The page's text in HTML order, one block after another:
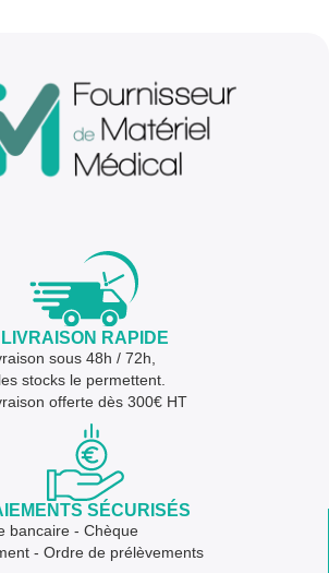
LIVRAISON RAPIDE
sous 48h / 72h,
stocks le permettent.
offerte dès 300€ HT
SÉCURISÉS
bancaire - Chèque
- Ordre de prélèvements